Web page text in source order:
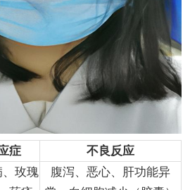
症
不良反应
玫瑰
腹泻、恶心、肝功能异